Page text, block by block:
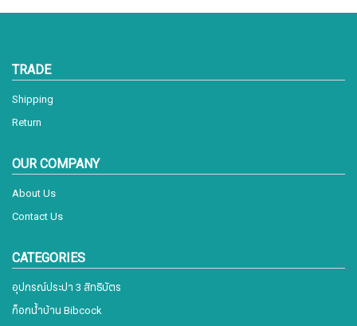
TRADE
Shipping
Return
OUR COMPANY
About Us
Contact Us
CATEGORIES
อุปกรณ์ประปา 3 สิทธิบัตร
ก็อกน้ำบ้าน Bibcock